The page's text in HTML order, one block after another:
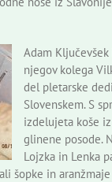
Adam
njegov kolega
del pletarske
Slovenskem. S
izdelujeta koše
glinene posode.
Lojzka in Lenka
šopke in